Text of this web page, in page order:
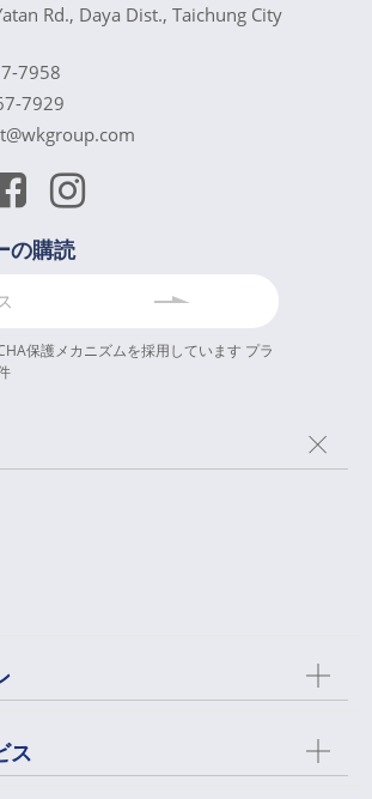
Rd., Daya Dist., Taichung City
7958
7929
の購読
保護メカニズムを採用しています プラ
ス